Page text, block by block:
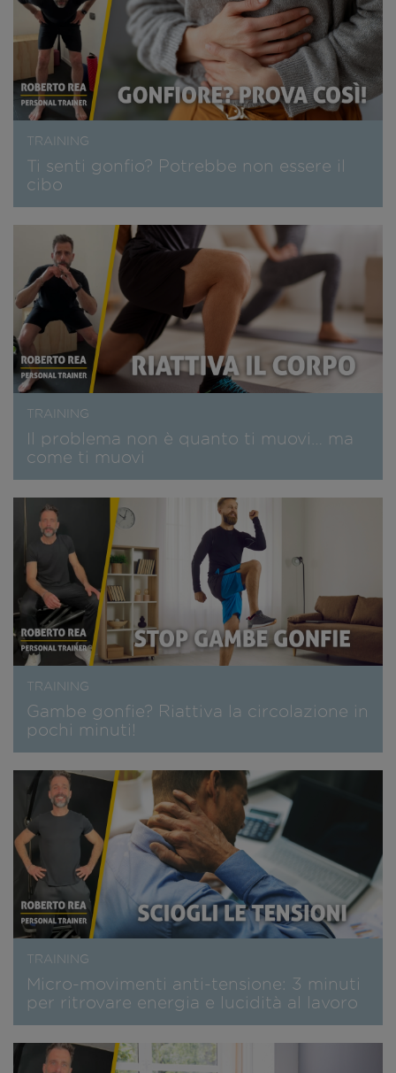
TRAINING
Ti senti gonfio? Potrebbe non essere il
cibo
TRAINING
Il problema non è quanto ti muovi… ma
come ti muovi
TRAINING
Gambe gonfie? Riattiva la circolazione in
pochi minuti!
TRAINING
Micro-movimenti anti-tensione: 3 minuti
per ritrovare energia e lucidità al lavoro